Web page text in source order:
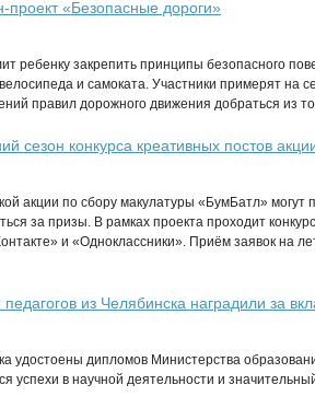
«Безопасные дороги»
ребенку закрепить принципы безопасного
и самоката. Участники примерят на
правил дорожного движения добраться из
сезон конкурса креативных постов
акции по сбору макулатуры «БумБатл» могут
за призы. В рамках проекта проходит
и «Одноклассники». Приём заявок на
из Челябинска наградили за
удостоены дипломов Министерства
успехи в научной деятельности и